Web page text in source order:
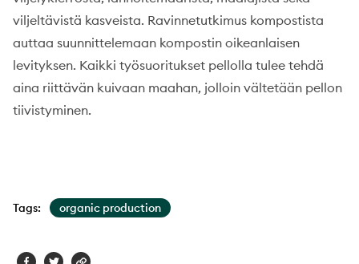
viljeltävistä kasveista. Ravinnetutkimus kompostista
auttaa suunnittelemaan kompostin oikeanlaisen
levityksen. Kaikki työsuoritukset pellolla tulee tehdä
aina riittävän kuivaan maahan, jolloin vältetään pellon
tiivistyminen.
Tags: organic production